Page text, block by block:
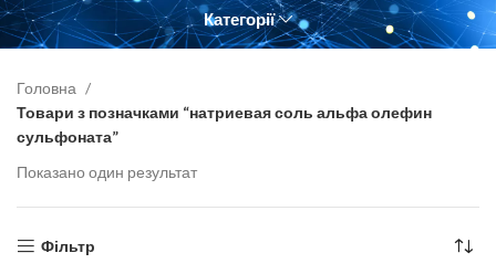
Категорії
Головна
Товари з позначками “натриевая соль альфа олефин
сульфоната”
Показано один результат
Фільтр